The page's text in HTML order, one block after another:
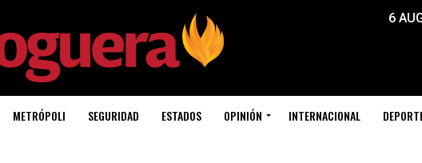
6
METRÓPOLI SEGURIDAD ESTADOS OPINIÓN INTERNACIONAL